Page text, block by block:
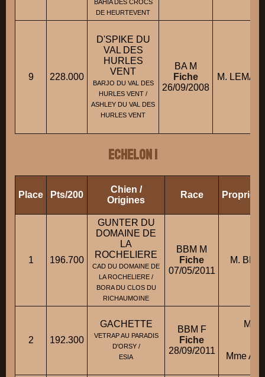
BAHIA DES CROCS
DE HEURTEVENT
9 228.000
D'SPIKE DU
VAL DES
HURLES
VENT
BARJO DU VAL DES
HURLES VENT /
ASHLEY DU VAL DES
HURLES VENT
BA M
Fiche
26/09/2008
M.
ECHELON 1
Place Pts/200
Chien /
Origines
Race
1 196.700
GUNTER DU
DOMAINE DE
LA
ROCHELIERE
CAD DU DOMAINE DE
LA ROCHELIERE /
BORA DU CLOS DU
RICHAUMOINE
BBM M
Fiche
07/05/2011
M.
2 192.300
GACHETTE
VETRAP AU PARADIS
D'ORSY /
ESIA
BBM F
Fiche
28/09/2011
Mme